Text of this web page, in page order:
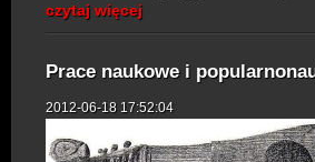
czytaj więcej
Prace naukowe i
2012-06-18 17:52:04